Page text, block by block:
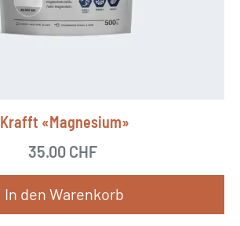
Krafft «Magnesium»
35.00 CHF
In den Warenkorb